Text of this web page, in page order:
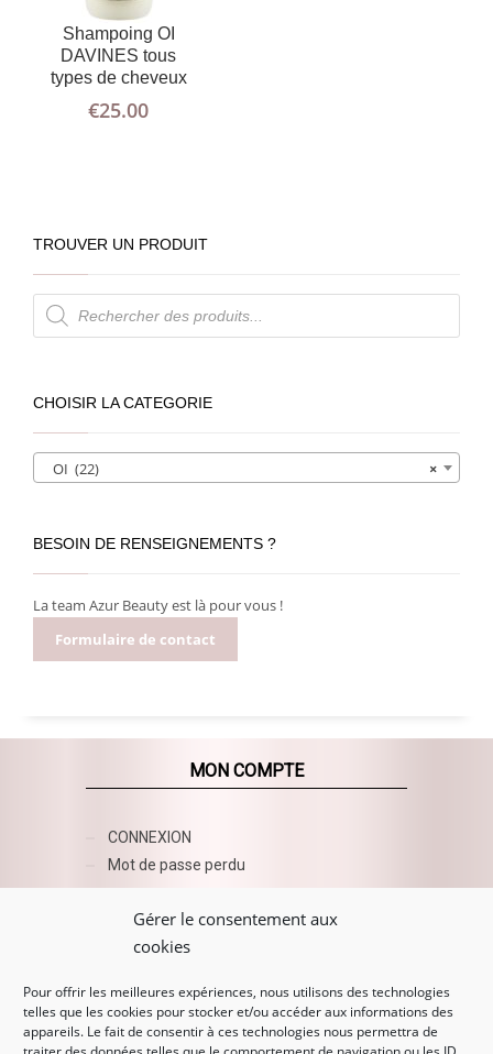
Gérer le consentement aux
cookies
Pour offrir les meilleures expériences, nous utilisons des technologies
telles que les cookies pour stocker et/ou accéder aux informations des
appareils. Le fait de consentir à ces technologies nous permettra de
Shampoing OI
DAVINES tous
types de cheveux
€25.00
TROUVER UN PRODUIT
Recherche
de
produits
CHOISIR LA CATEGORIE
×
OI (22)
BESOIN DE RENSEIGNEMENTS ?
La team Azur Beauty est là pour vous !
Formulaire de contact
MON COMPTE
CONNEXION
Mot de passe perdu
AZUR BEAUTY ESHOP